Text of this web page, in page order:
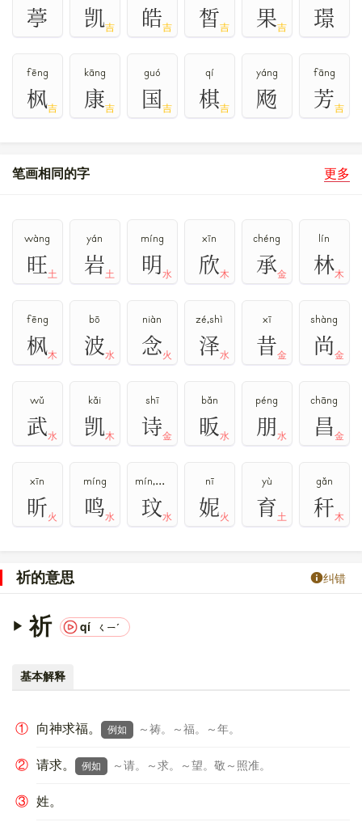
葶 凯吉 皓吉 皙吉 果吉 璟
fēng
枫吉
kāng
康吉
guó
国吉
qí
棋吉
yáng
飏
fāng
芳吉
笔画相同的字 更多
wàng
旺土
yán
岩土
míng
明水
xīn
欣木
chéng
承金
lín
林木
fēng
枫木
bō
波水
niàn
念火
zé,shì
泽水
xī
昔金
shàng
尚金
wǔ
武水
kǎi
凯木
shī
诗金
bǎn
昄水
péng
朋水
chāng
昌金
xīn
昕火
míng
鸣水
mín,wén
玟水
nī
妮火
yù
育土
gǎn
秆木
祈的意思 纠错
祈 qí ㄑㄧˊ
基本解释
① 向神求福。 例如 ～祷。～福。～年。
② 请求。 例如 ～请。～求。～望。敬～照准。
③ 姓。